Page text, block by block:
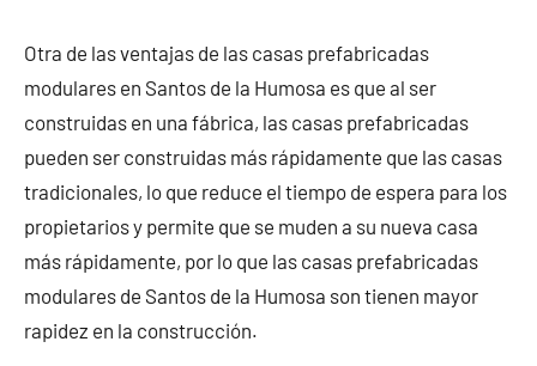
Otra de las ventajas de las casas prefabricadas
modulares en Santos de la Humosa es que al ser
construidas en una fábrica, las casas prefabricadas
pueden ser construidas más rápidamente que las casas
tradicionales, lo que reduce el tiempo de espera para los
propietarios y permite que se muden a su nueva casa
más rápidamente, por lo que las casas prefabricadas
modulares de Santos de la Humosa son tienen mayor
rapidez en la construcción.